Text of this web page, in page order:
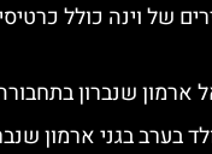
של וינה כולל
ארמון שנברון
בערב בגני ארמון